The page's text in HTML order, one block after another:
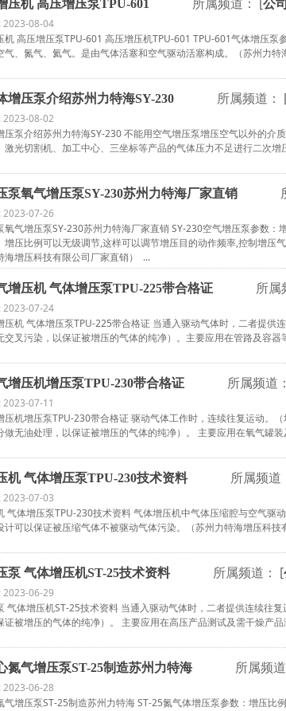
压机 高压增压泵TPU-601 公
2023-08-04
机 高压增压泵TPU-601 高压增压机TPU-601 TPU-601气体增压
气、氮气、氦气。是由气体活塞和空气驱动活塞构成。（苏州力
增压泵介绍苏州力特海SY-230 所属频道：
2023-08-02
压泵介绍苏州力特海SY-230 不能用空气增压泵增压空气以外的
激光切割机、加工中心、三坐标等产品的气体压力不足进行二次
泵氧气增压泵SY-230苏州力特海厂家直销
2023-07-26
氧气增压泵SY-230苏州力特海厂家直销 SY-230空气增压泵参数
增压比例可以无级调节,这样可以调节增压目的动作频率,控制增压
海增压科技有限公司厂家直销） ...
增压机 气体增压泵TPU-225带合格证 所属
2023-07-24
压机 气体增压泵TPU-225带合格证 当通入驱动气体时，二者提供
交叉污染，以保证被增压的气体的纯净）。主要应用在管路及容
增压机增压泵TPU-230带合格证 所属频道
2023-07-11
压机增压泵TPU-230带合格证 驱动气体工作时，连续往复运动。
做无油处理，以保证被增压的气体的纯净）。 主要应用在氧气罐
机 气体增压泵TPU-230技术资料 所属频道
2023-07-03
气体增压泵TPU-230技术资料 气体增压机中气体压缩腔与空气驱
计可以保证被压缩气体不被驱动气体污染。（苏州力特海增压科
泵 气体增压机ST-25技术资料 所属频道： [
2023-06-29
气体增压机ST-25技术资料 当通入驱动气体时，二者提供连续往
证被增压的气体的纯净）。 主要应用在高压产品测试及需干燥产
氮气增压泵ST-25制造苏州力特海 所属频
2023-06-28
气增压泵ST-25制造苏州力特海 ST-25氮气体增压泵参数：增压比